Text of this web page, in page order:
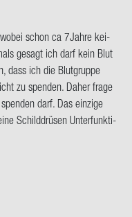
wobei schon ca 7Jahre kei­
ge­sagt ich darf kein Blut
dass ich die Blut­grup­pe
zu spen­den. Daher frage
darf. Das ein­zi­ge
Schild­drü­sen Un­ter­funk­ti­